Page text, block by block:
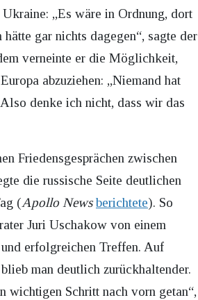
„Es wäre in Ordnung, dort
hätte gar nichts dagegen“, sagte der
verneinte er die Möglichkeit,
abzuziehen: „Niemand hat
denke ich nicht, dass wir das
Friedensgesprächen zwischen
die russische Seite deutlichen
(Apollo News berichtete). So
Juri Uschakow von einem
erfolgreichen Treffen. Auf
man deutlich zurückhaltender.
wichtigen Schritt nach vorn getan“,